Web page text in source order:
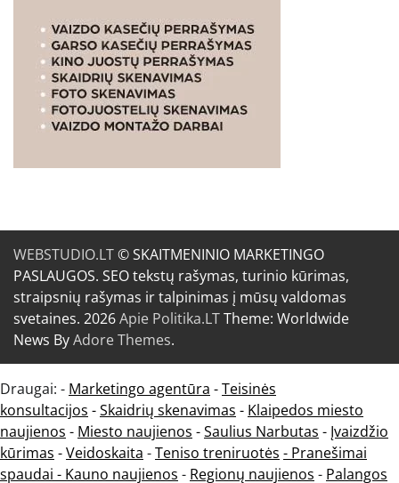
WEBSTUDIO.LT© SKAITMENINIO MARKETINGO
PASLAUGOS. SEO tekstų rašymas, turinio kūrimas,
straipsnių rašymas ir talpinimas į mūsų valdomas
svetaines. 2026Apie Politika.LTTheme: Worldwide
News ByAdore Themes.
Draugai: - Marketingo agentūra -Teisinės
konsultacijos -Skaidrių skenavimas - Klaipedos miesto
naujienos - Miesto naujienos -Saulius Narbutas - Įvaizdžio
kūrimas -Veidoskaita -Teniso treniruotės - Pranešimai
spaudai - Kauno naujienos - Regionų naujienos - Palangos